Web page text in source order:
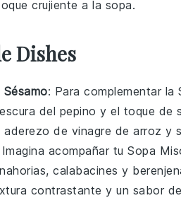
crujiente a la sopa.
Dishes
: Para complementar la
del pepino y el toque de
aderezo de vinagre de arroz y
Imagina acompañar tu Sopa
, calabacines y
contrastante y un sabor